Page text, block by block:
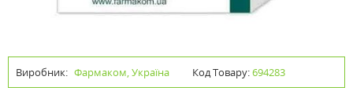
Виробник: Фармаком, Україна Код Товару:694283